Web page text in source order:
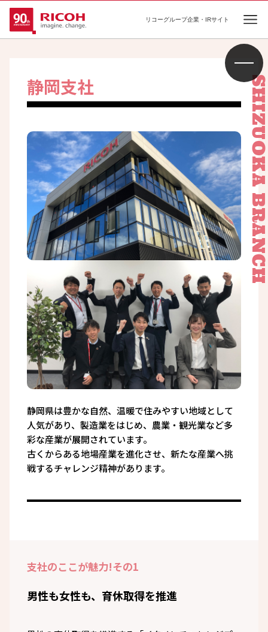
リコーグループ企業・IRサイト
静岡支社
静岡県は豊かな自然、温暖で住みやすい地域として
人気があり、製造業をはじめ、農業・観光業など多
彩な産業が展開されています。
古くからある地場産業を進化させ、新たな産業へ挑
戦するチャレンジ精神があります。
支社のここが魅力!その1
男性も女性も、育休取得を推進